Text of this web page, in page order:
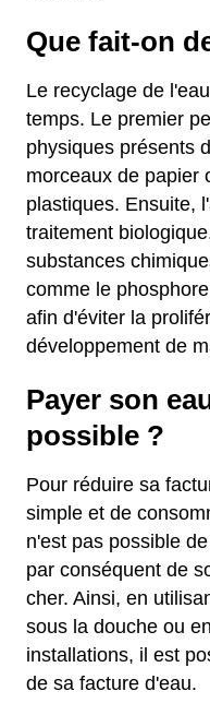
Que fait-on
Le recyclage de
temps. Le premier
physiques présents
morceaux de papier
plastiques. Ensuite,
traitement
substances
comme le
afin d'éviter la
développement de
Payer son
possible ?
Pour réduire sa
simple et de
n'est pas possible
par conséquent de
cher. Ainsi, en
sous la douche ou
installations, il est
de sa facture d'eau.